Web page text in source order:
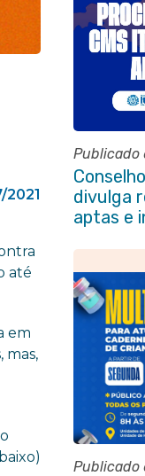
até
em
mas,
divulga
aptas e
2030
Publicado